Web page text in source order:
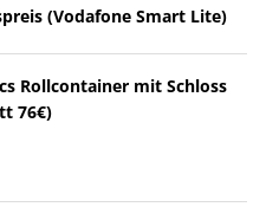
(Vodafone Smart Lite)
Rollcontainer mit Schloss
76€)